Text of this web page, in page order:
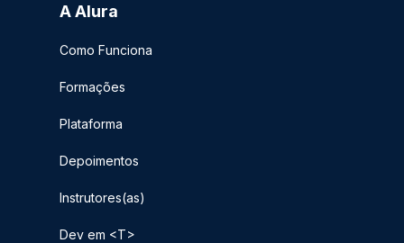
A Alura
Como Funciona
Formações
Plataforma
Depoimentos
Instrutores(as)
Dev em <T>